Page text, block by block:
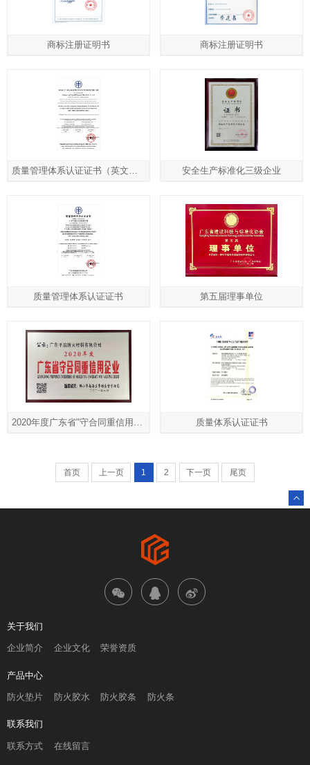
商标注册证明书 商标注册证明书
安全生产标准化三级企业
质量管理体系认证证书 第五届理事单位
质量体系认证证书
首页 上一页 1 2 下一页 尾页
关于我们
企业简介 企业文化 荣誉资质
产品中心
防火垫片 防火胶水 防火胶条 防火条
联系我们
联系方式 在线留言